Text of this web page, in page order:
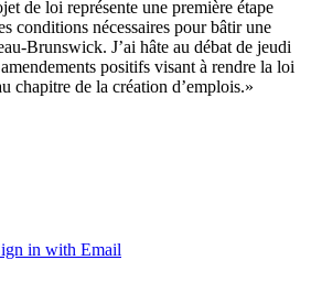
de loi représente une première étape
conditions nécessaires pour bâtir une
Brunswick. J’ai hâte au débat de jeudi
positifs visant à rendre la loi
chapitre de la création d’emplois.»
in with Email